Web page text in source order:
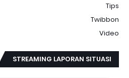
Tips
Twibbon
Video
STREAMING LAPORAN SITUASI